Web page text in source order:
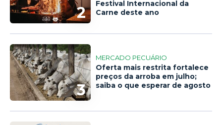
2
Festival Internacional da
Carne deste ano
3
MERCADO PECUÁRIO
Oferta mais restrita fortalece
preços da arroba em julho;
saiba o que esperar de agosto